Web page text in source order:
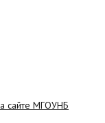
сайте МГОУНБ